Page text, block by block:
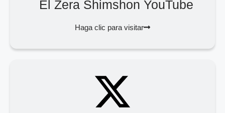
El Zera Shimshon YouTube
Haga clic para visitar